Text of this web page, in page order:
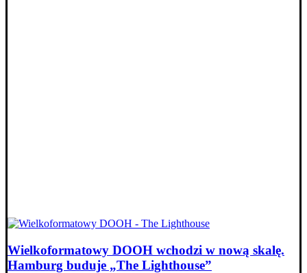
Wielkoformatowy DOOH wchodzi w nową skalę.
Hamburg buduje „The Lighthouse”